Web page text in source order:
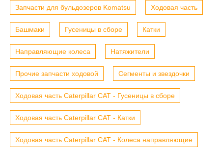
Запчасти для бульдозеров Komatsu Ходовая часть
Башмаки Гусеницы в сборе Катки
Направляющие колеса Натяжители
Прочие запчасти ходовой Сегменты и звездочки
Ходовая часть Caterpillar CAT - Гусеницы в сборе
Ходовая часть Caterpillar CAT - Катки
Ходовая часть Caterpillar CAT - Колеса направляющие